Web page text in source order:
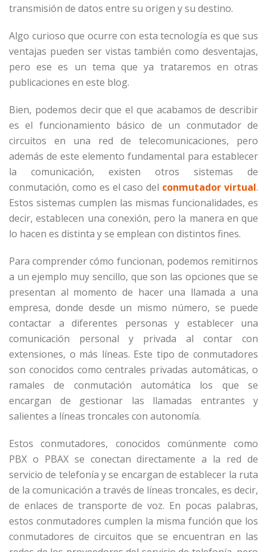
transmisión de datos entre su origen y su destino.
Algo curioso que ocurre con esta tecnología es que sus
ventajas pueden ser vistas también como desventajas,
pero ese es un tema que ya trataremos en otras
publicaciones en este blog.
Bien, podemos decir que el que acabamos de describir
es el funcionamiento básico de un conmutador de
circuitos en una red de telecomunicaciones, pero
además de este elemento fundamental para establecer
la comunicación, existen otros sistemas de
conmutación, como es el caso del conmutador virtual.
Estos sistemas cumplen las mismas funcionalidades, es
decir, establecen una conexión, pero la manera en que
lo hacen es distinta y se emplean con distintos fines.
Para comprender cómo funcionan, podemos remitirnos
a un ejemplo muy sencillo, que son las opciones que se
presentan al momento de hacer una llamada a una
empresa, donde desde un mismo número, se puede
contactar a diferentes personas y establecer una
comunicación personal y privada al contar con
extensiones, o más líneas. Este tipo de conmutadores
son conocidos como centrales privadas automáticas, o
ramales de conmutación automática los que se
encargan de gestionar las llamadas entrantes y
salientes a líneas troncales con autonomía.
Estos conmutadores, conocidos comúnmente como
PBX o PBAX se conectan directamente a la red de
servicio de telefonía y se encargan de establecer la ruta
de la comunicación a través de líneas troncales, es decir,
de enlaces de transporte de voz. En pocas palabras,
estos conmutadores cumplen la misma función que los
conmutadores de circuitos que se encuentran en las